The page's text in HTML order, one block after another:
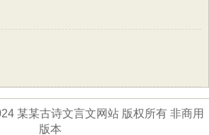
某某古诗文言文网站 版权所有 非商用
版本